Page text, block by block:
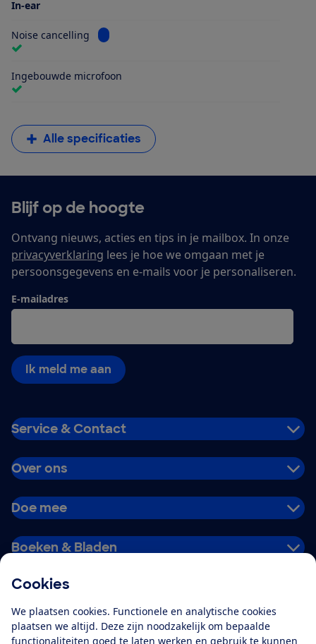
Cookies
We plaatsen cookies. Functionele en analytische cookies
plaatsen we altijd. Deze zijn noodzakelijk om bepaalde
functionaliteiten goed te laten werken en gebruik te kunnen
In-ear
Noise cancelling Bekijk informatie voor Noise cancelling
Ingebouwde microfoon
Alle specificaties
Blijf op de hoogte
Ontvang nieuws, acties en tips in je mailbox. In onze
privacyverklaring lees je hoe we omgaan met je
persoonsgegevens en e-mails voor je personaliseren.
E-mailadres
Ik meld me aan
Service & Contact
Over ons
Doe mee
Boeken & Bladen